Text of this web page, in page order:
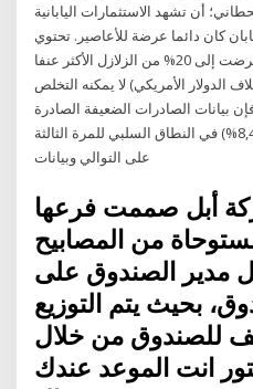
أن تشهد الاستثمارات اليابانية
كان دائما عرضة للأعاصير. تحتوي
البلاد على المئات من البراكين وتعرضت إلى 20% من الزلازل الأكثر عنفا
الدولار الأمريكي) لا يمكنه التخلص
بيانات الصادرات الضعيفة الصادرة
في شباط البالغة -1,20% (سابقاً: -8,40%) في النطاق السلبي للمرة الثالثة
على التوالي وبيانات
أبل صممت فرعها
من المصابيح
مدير الصندوق على
بحيث يتم التوزيع
للصندوق من خلال
انت الموعد عندك